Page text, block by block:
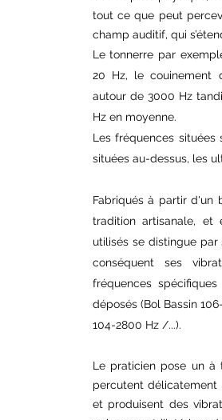
tout ce que peut
champ auditif, qui
Le tonnerre par
20 Hz, le couinement
autour de 3000 Hz
Hz en moyenne.
Les fréquences situées
situées au-dessus, les
Fabriqués à partir d'un
tradition artisanale, et
utilisés se distingue par
conséquent ses
fréquences
déposés(Bol Bassin
104-2800 Hz /...).
Le praticien pose un
percutent délicatement
et produisent des